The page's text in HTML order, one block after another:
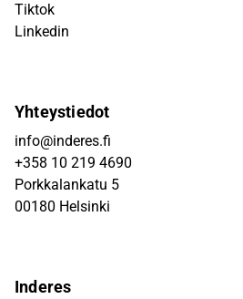
Tiktok
Linkedin
Yhteystiedot
info@inderes.fi
+358 10 219 4690
Porkkalankatu 5
00180 Helsinki
Inderes